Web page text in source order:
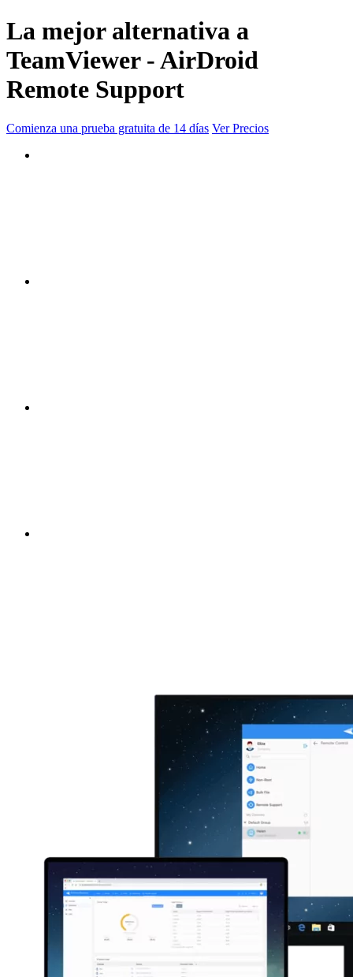
La mejor alternativa a
TeamViewer - AirDroid
Remote Support
Comienza una prueba gratuita de 14 días Ver Precios